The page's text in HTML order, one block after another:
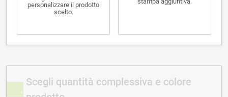
personalizzare il prodotto
scelto.
Scegli quantità complessiva e colore